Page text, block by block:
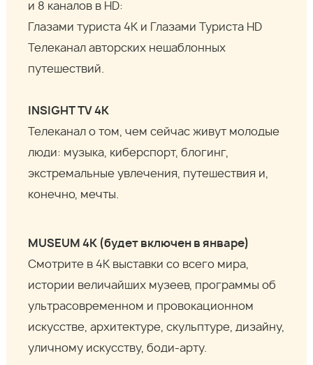
и 8 каналов в HD:
Глазами туриста 4К и Глазами Туриста HD
Телеканал авторских нешаблонных
путешествий.
INSIGHT TV 4K
Телеканал о том, чем сейчас живут молодые
люди: музыка, киберспорт, блогинг,
экстремальные увлечения, путешествия и,
конечно, мечты.
MUSEUM 4К (будет включен в январе)
Смотрите в 4К выставки со всего мира,
истории величайших музеев, программы об
ультрасовременном и провокационном
искусстве, архитектуре, скульптуре, дизайну,
уличному искусству, боди-арту.